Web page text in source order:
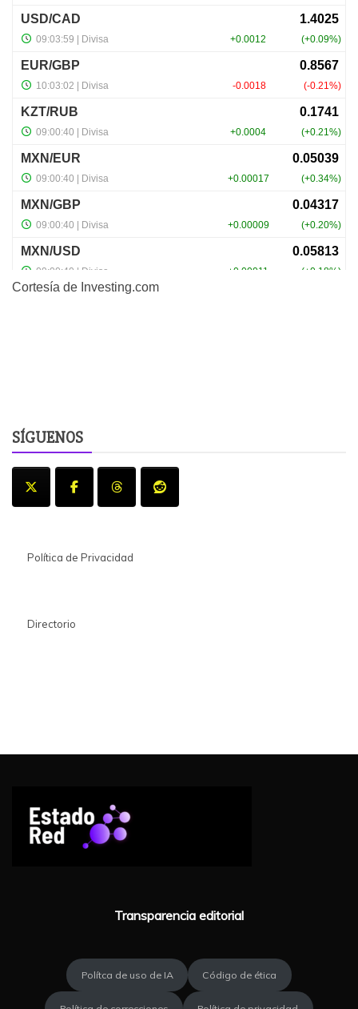
Cortesía de Investing.com
SÍGUENOS
Política de Privacidad
Directorio
Transparencia editorial
Polítca de uso de IA Código de ética